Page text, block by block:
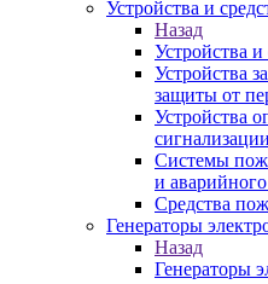
Устройства и
Назад
Устройства и
Устройства
защиты от
Устройства
сигнализации
Системы
и
Средства
Генераторы
Назад
Генераторы